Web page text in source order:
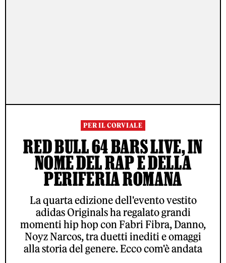
PER IL CORVIALE
RED BULL 64 BARS LIVE, IN
NOME DEL RAP E DELLA
PERIFERIA ROMANA
La quarta edizione dell'evento vestito
adidas Originals ha regalato grandi
momenti hip hop con Fabri Fibra, Danno,
Noyz Narcos, tra duetti inediti e omaggi
alla storia del genere. Ecco com'è andata